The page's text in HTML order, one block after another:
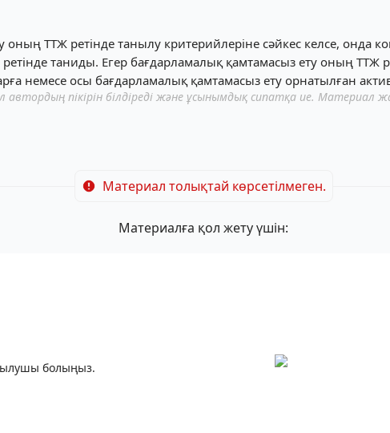
оның ТТЖ ретінде танылу критерийлеріне сәйкес келсе, онда
таниды. Егер бағдарламалық қамтамасыз ету оның ТТЖ
немесе осы бағдарламалық қамтамасыз ету орнатылған
пікірін білдіреді және ұсынымдық сипатқа ие. Материал
Материал толықтай көрсетілмеген.
Материалға қол жету үшін:
болыңыз.